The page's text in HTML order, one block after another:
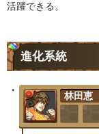
活躍できる。
進化系統
林田恵